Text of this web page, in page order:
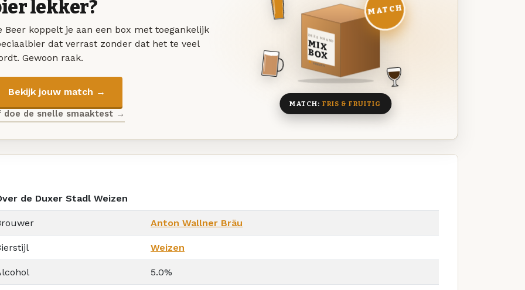
lekker?
Beer koppelt je aan een box met toegankelijk
dat verrast zonder dat het te veel
Gewoon raak.
Bekijk jouw match →
doe de snelle smaaktest →
DEZE MAAND
MIX
BOX
8 BIEREN
MATCH
MATCH: FRIS & FRUITIG
de Duxer Stadl Weizen
Anton Wallner Bräu
Weizen
5.0%